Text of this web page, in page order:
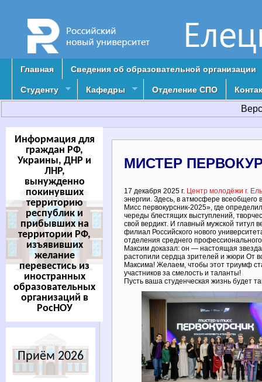
Главная Сведения об образовательной организации
Студенту Кафедры Отделение СПО
МИСТЕР
17 декабря 2025 г. Центр молодёжи г.
энергии. ️Здесь, в атмосфере всеобщего
Мисс первокурсник-2025», где
череды блестящих выступлений,
свой вердикт. И главный мужской
филиал Российского нового
отделения среднего
Максим доказал: он — настоящая
растопили сердца зрителей и жюри От
Максима! Желаем, чтобы этот триумф
участников за смелость и таланты!
Пусть ваша студенческая жизнь будет
Информация для
граждан РФ,
Украины, ДНР и
ЛНР,
вынужденно
покинувших
территорию
республик и
прибывших на
территории РФ,
изъявивших
желание
перевестись из
иностранных
образовательных
организаций в
РосНОУ
Приём 2026